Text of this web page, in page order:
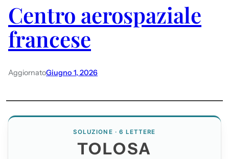
Centro aerospaziale
francese
AggiornatoGiugno 1, 2026
SOLUZIONE · 6 LETTERE
TOLOSA